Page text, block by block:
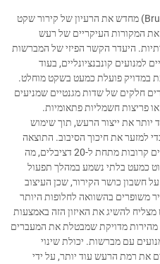
מנוע המפזר החשמלי חלף-חוט (Brushless) מחדש את הרעיון של קירור שקט
המקורות העיקריים של רעש
היעדר הקשר הפיזי של המברשות
למנועים קונבנציונליים, בעוד
במדויק פועלת כמעט בשקט מוחלט.
חלקים של שדות מגנטיים שמניעים
פריצות חשמליות פתאומיות.
יותר את ייצור הרעש, תוך שימוש
למזער את חיכוך הסיבוב. התוצאה
היא רמות רעש בתפעול הנמדדות לעיתים קרובות מתחת ל-20 דציבלים, מה
כמעט בלתי נשמע במהלך תפעול
חשבון כושר הקירור, שכן העיצוב
משופרים בהשוואה לחלופות היותר
להשיג את האיזון הזה באמצעות
מהירות מדויקת שמבטלת את המעברים
עם מברשות. יכולת שינוי
רמת הרעש עוד יותר, על ידי